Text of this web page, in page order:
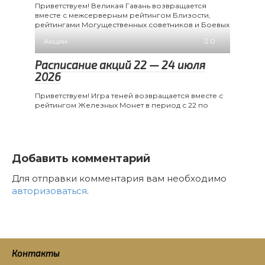
Приветствуем! Великая Гавань возвращается
вместе с межсерверным рейтингом Близости,
рейтингами Могущественных советников и Боевых
Акции
0
Расписание акций 22 — 24 июля
2026
Приветствуем! Игра теней возвращается вместе с
рейтингом Железных Монет в период с 22 по
Добавить комментарий
Для отправки комментария вам необходимо
авторизоваться.
Контакты